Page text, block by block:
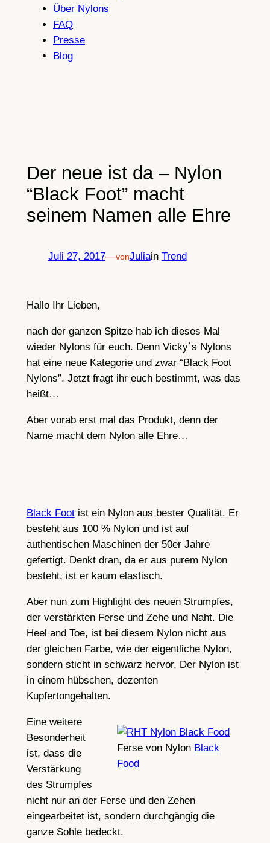
Über Nylons
FAQ
Presse
Blog
Der neue ist da – Nylon
“Black Foot” macht
seinem Namen alle Ehre
Juli 27, 2017—vonJuliain Trend
Hallo Ihr Lieben,
nach der ganzen Spitze hab ich dieses Mal
wieder Nylons für euch. Denn Vicky´s Nylons
hat eine neue Kategorie und zwar “Black Foot
Nylons”. Jetzt fragt ihr euch bestimmt, was das
heißt…
Aber vorab erst mal das Produkt, denn der
Name macht dem Nylon alle Ehre…
Black Footist ein Nylon aus bester Qualität. Er
besteht aus 100 % Nylon und ist auf
authentischen Maschinen der 50er Jahre
gefertigt. Denkt dran, da er aus purem Nylon
besteht, ist er kaum elastisch.
Aber nun zum Highlight des neuen Strumpfes,
der verstärkten Ferse und Zehe und Naht. Die
Heel and Toe, ist bei diesem Nylon nicht aus
der gleichen Farbe, wie der eigentliche Nylon,
sondern sticht in schwarz hervor. Der Nylon ist
in einem hübschen, dezenten
Kupfertongehalten.
Ferse von Nylon Black
Food
Eine weitere
Besonderheit
ist, dass die
Verstärkung
des Strumpfes
nicht nur an der Ferse und den Zehen
eingearbeitet ist, sondern durchgängig die
ganze Sohle bedeckt.